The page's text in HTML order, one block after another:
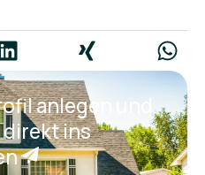
anlegen und
ins